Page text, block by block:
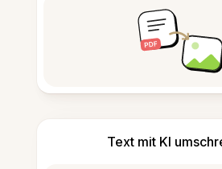
Text mit KI